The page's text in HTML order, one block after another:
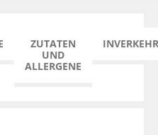
ZUTATEN
UND
ALLERGENE